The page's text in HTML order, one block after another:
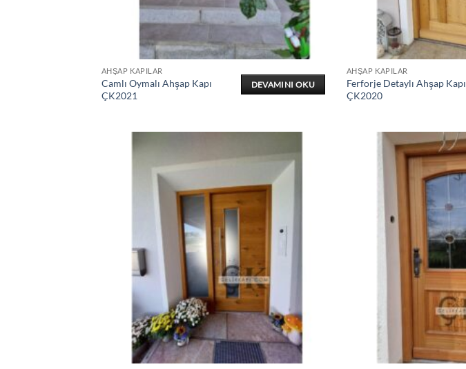
AHŞAP KAPILAR
Camlı Oymalı Ahşap Kapı
ÇK2021
DEVAMINI OKU
AHŞAP KAPILAR
Ferforje Detaylı Ahşap Kapı
ÇK2020